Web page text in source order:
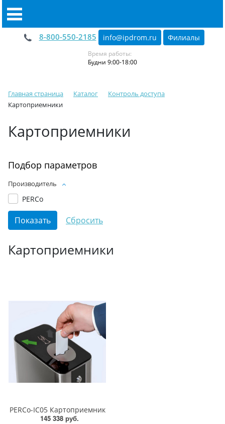
8-800-550-2185 info@ipdrom.ru Филиалы
Время работы:
Будни 9:00-18:00
Главная страница Каталог
Контроль доступа
Картоприемники
Картоприемники
Подбор параметров
Производитель
PERCo
Картоприемники
PERCo-IC05 Картоприемник
145 338 руб.